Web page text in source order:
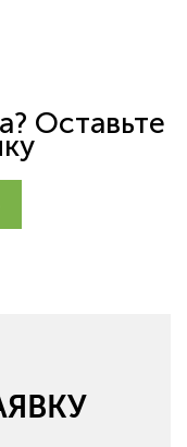
Оставьте